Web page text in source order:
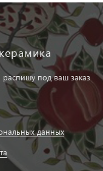
распишу под ваш заказ
данных